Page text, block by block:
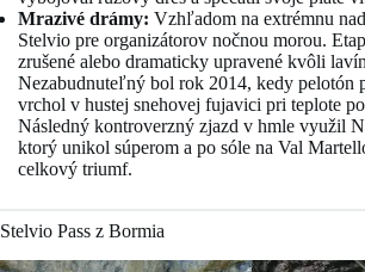
Mrazivé drámy: Vzhľadom na extrémnu
Stelvio pre organizátorov nočnou morou.
zrušené alebo dramaticky upravené kvôli
Nezabudnuteľný bol rok 2014, kedy pelotón
vrchol v hustej snehovej fujavici pri teplote
Následný kontroverzný zjazd v hmle využil
ktorý unikol súperom a po sóle na Val
celkový triumf.
Stelvio Pass z Bormia